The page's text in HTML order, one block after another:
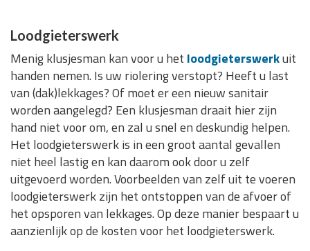
Loodgieterswerk
Menig klusjesman kan voor u het loodgieterswerkuit
handen nemen. Is uw riolering verstopt? Heeft u last
van (dak)lekkages? Of moet er een nieuw sanitair
worden aangelegd? Een klusjesman draait hier zijn
hand niet voor om, en zal u snel en deskundig helpen.
Het loodgieterswerk is in een groot aantal gevallen
niet heel lastig en kan daarom ook door u zelf
uitgevoerd worden. Voorbeelden van zelf uit te voeren
loodgieterswerk zijn het ontstoppen van de afvoer of
het opsporen van lekkages. Op deze manier bespaart u
aanzienlijk op de kosten voor het loodgieterswerk.